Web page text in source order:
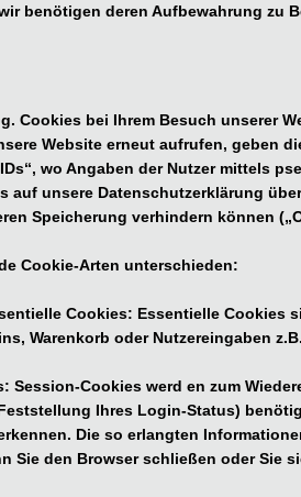
benötigen deren Aufbewahrung zu
Cookies bei Ihrem Besuch unserer
Website erneut aufrufen, geben
wo Angaben der Nutzer mittels
auf unsere Datenschutzerklärung
Speicherung verhindern können
Cookie-Arten unterschieden:
Cookies: Essentielle
Warenkorb oder Nutzereingaben
Session-Cookies werd en zum
Ihres Login-Status)
Die so erlangten
Sie den Browser schließen oder Sie